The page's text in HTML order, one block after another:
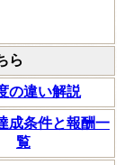
ら
の違い解説
成条件と報酬一
覧